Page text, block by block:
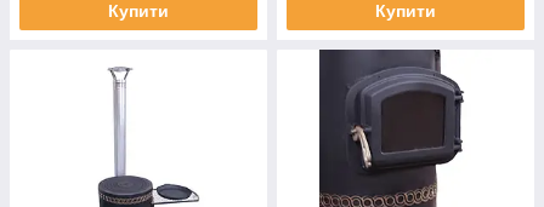
Купити Купити